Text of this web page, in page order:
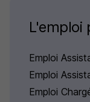
L'emploi
Emploi
Emploi
Emploi